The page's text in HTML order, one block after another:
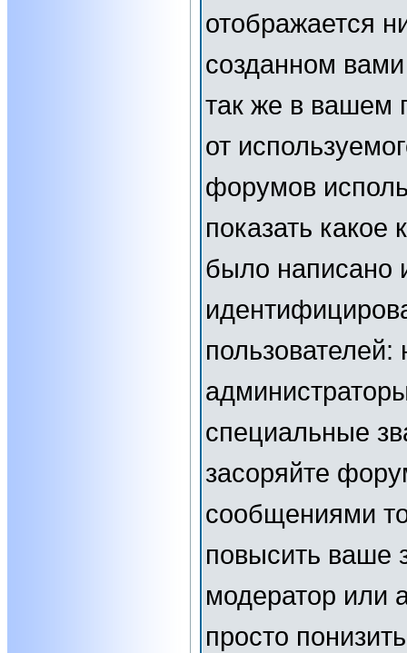
отображается
созданном
так же в вашем
от
форумов
показать какое
было написано
специальные
засоряйте
сообщениями
повысить ваше
модератор или
просто